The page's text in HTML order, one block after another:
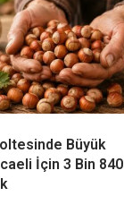
Büyük
İçin 3 Bin 840